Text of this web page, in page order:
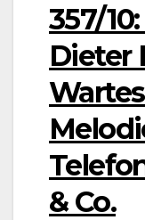
357/
Dieter
& Co.